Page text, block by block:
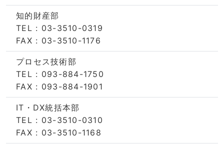
知的財産部
TEL : 03-3510-0319
FAX : 03-3510-1176
プロセス技術部
TEL : 093-884-1750
FAX : 093-884-1901
IT・DX統括本部
TEL : 03-3510-0310
FAX : 03-3510-1168